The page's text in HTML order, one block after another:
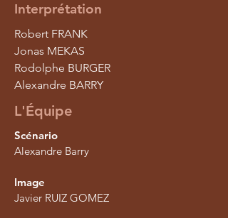
Interprétation
Robert FRANK
Jonas MEKAS
Rodolphe BURGER
Alexandre BARRY
L'Équipe
Scénario
Alexandre Barry
Image
Javier RUIZ GOMEZ